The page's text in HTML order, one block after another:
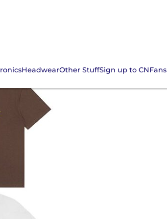
HeadwearOther StuffSign up to CNFans